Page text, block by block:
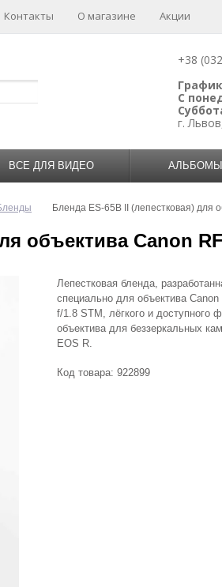
Контакты О магазине Акции
+38
С
г.
ВСЕ ДЛЯ ВИДЕО
Бленда ES-65B II (лепестковая) для
объектива Canon
Лепестковая бленда,
специально для объектива Canon
f/1.8 STM, лёгкого и доступного
объектива для беззеркальных
EOS R.
Код товара: 922899